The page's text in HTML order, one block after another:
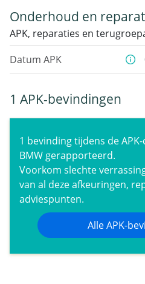
Onderhoud en
APK, reparaties en
Datum APK
1 APK-bevindingen
1 bevinding tijdens de
BMW gerapporteerd.
Voorkom slechte
van al deze afkeuringen,
adviespunten.
Alle APK-